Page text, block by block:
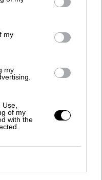
my
my
of my
with the